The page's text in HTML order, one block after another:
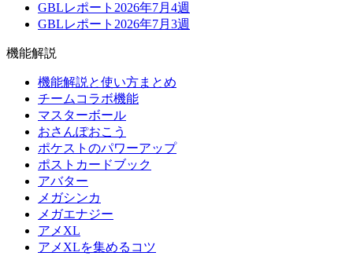
GBLレポート2026年7月4週
GBLレポート2026年7月3週
機能解説
機能解説と使い方まとめ
チームコラボ機能
マスターボール
おさんぽおこう
ポケストのパワーアップ
ポストカードブック
アバター
メガシンカ
メガエナジー
アメXL
アメXLを集めるコツ